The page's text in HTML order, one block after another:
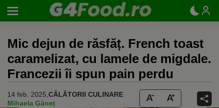
Mic dejun de răsfăț. French toast
caramelizat, cu lamele de migdale.
Francezii îi spun pain perdu
14 feb. 2025, CĂLĂTORII CULINARE
Mihaela Găneț